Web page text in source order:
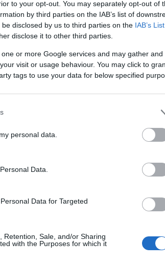
to your opt-out. You may separately opt-out of
by third parties on the IAB’s list of
disclosed by us to third parties on the IAB’s
disclose it to other third parties.
or more Google services and may gather and
visit or usage behaviour. You may click to
tags to use your data for below specified
personal data.
Data.
Data for Targeted
Retention, Sale, and/or Sharing
with the Purposes for which it
még nem tettétek volna,
ahol a
a Neurosis-frontember
csak azokat a
Kivétel ez alól a
énekes Neil Fallon
A Kerrang! által
részt, a zenekar maga
szoktak, de a
a Hunter albumos
volna azt is, de ne legyünk
HIRDETÉS